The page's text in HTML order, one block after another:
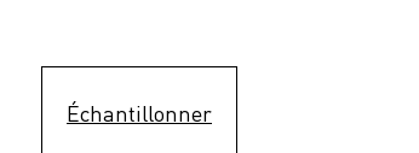
Échantillonner